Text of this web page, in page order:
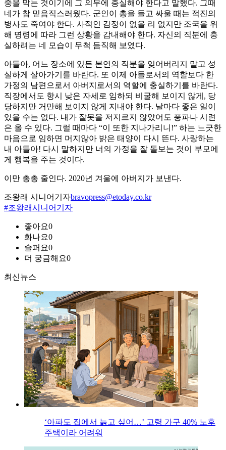
중을 막는 것이기에 그 의무에 충실해야 한다고 말했다. 그때
네가 참 믿음직스러웠다. 군인이 총을 들고 싸울 때는 적진의
병사도 죽여야 한다. 사적인 감정이 없을 리 없지만 조국을 위
해 명령에 따라 그런 상황을 감내해야 한다. 자신의 직분에 충
실하려는 네 모습이 무척 듬직해 보였다.
아들아, 어느 장소에 있든 본연의 직분을 잊어버리지 말고 성
실하게 살아가기를 바란다. 또 이제 아들로서의 역할보다 한
가정의 남편으로서 아버지로서의 역할에 충실하기를 바란다.
직장에서도 항시 낮은 자세로 임하되 비굴해 보이지 않게, 당
당하지만 거만해 보이지 않게 지내야 한다. 날마다 좋은 일이
있을 수는 없다. 내가 잘못을 저지르지 않았어도 풍파나 시련
은 올 수 있다. 그럴 때마다 “이 또한 지나가리니!” 하는 느긋한
마음으로 임하면 머지않아 밝은 태양이 다시 뜬다. 사랑하는
내 아들아! 다시 말하지만 너의 가정을 잘 돌보는 것이 부모에
게 행복을 주는 것이다.
이만 총총 줄인다. 2020년 겨울에 아버지가 보낸다.
조왕래 시니어기자bravopress@etoday.co.kr
#조왕래시니어기자
좋아요0
화나요0
슬퍼요0
더 궁금해요0
최신뉴스
‘아파도 집에서 늙고 싶어…’ 고령 가구 40% 노후
주택이라 어려워